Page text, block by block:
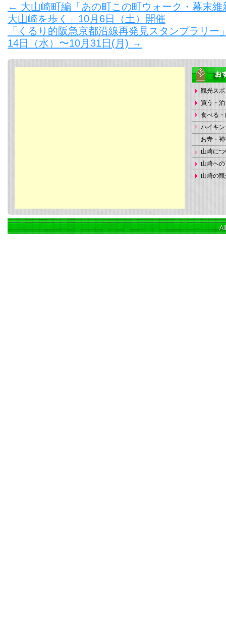
← 大山崎町編「あの町この町ウォーク・幕末
大山崎を歩く」10月6日（土）開催
「くるり的阪急京都沿線再発見スタンプラリー
14日（水）〜10月31日(月) →
観光ス
買う・
食べる
ハイキ
お寺・
山崎に
山崎へ
山崎の